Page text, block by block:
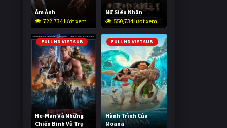
Ám Ảnh
722,734 lượt xem
Nữ Siêu Nhân
550,734 lượt xem
FULL HD VIETSUB
He-Man Và Những
Chiến Binh Vũ Trụ
FULL HD VIETSUB
Hành Trình Của
Moana